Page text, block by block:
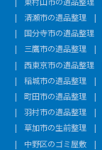
清瀬市の遺品整理
国分寺市の遺品整理
三鷹市の遺品整理
西東京市の遺品整理
稲城市の遺品整理
町田市の遺品整理
羽村市の遺品整理
草加市の生前整理
中野区のゴミ屋敷